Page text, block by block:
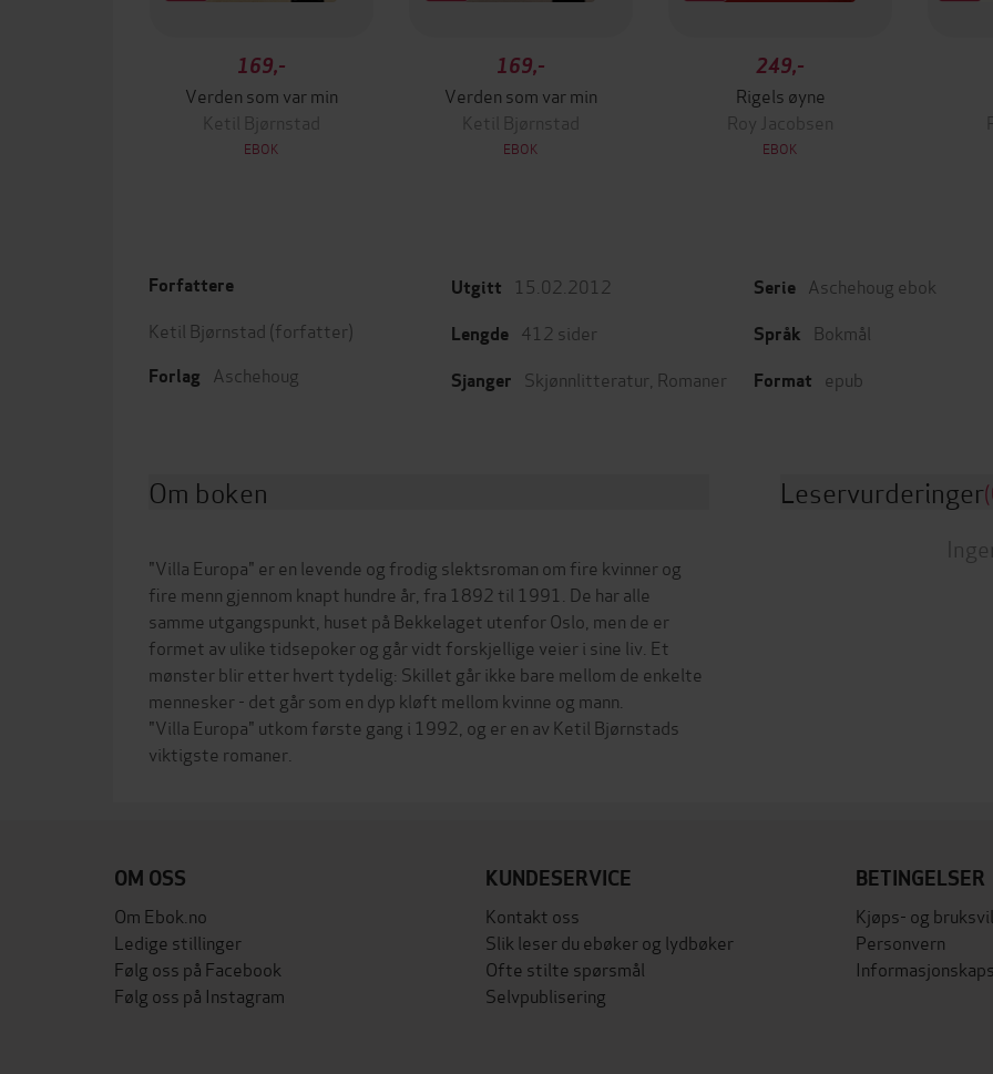
169,-
Verden som var min
Ketil Bjørnstad
EBOK
169,-
Verden som var min
Ketil Bjørnstad
EBOK
249,-
Rigels øyne
Roy Jacobsen
EBOK
Forfattere
Ketil Bjørnstad (forfatter)
Forlag Aschehoug
Utgitt 15.02.2012
Lengde 412 sider
Sjanger Skjønnlitteratur Romaner
Serie Aschehoug ebok
Språk Bokmål
Format epub
Om boken
"Villa Europa" er en levende og frodig slektsroman om fire kvinner og
fire menn gjennom knapt hundre år, fra 1892 til 1991. De har alle
samme utgangspunkt, huset på Bekkelaget utenfor Oslo, men de er
formet av ulike tidsepoker og går vidt forskjellige veier i sine liv. Et
mønster blir etter hvert tydelig: Skillet går ikke bare mellom de enkelte
mennesker - det går som en dyp kløft mellom kvinne og mann.
"Villa Europa" utkom første gang i 1992, og er en av Ketil Bjørnstads
Leservurderinger
OM OSS
Om Ebok.no
Ledige stillinger
Følg oss på Facebook
Følg oss på Instagram
KUNDESERVICE
Kontakt oss
Slik leser du ebøker og lydbøker
Ofte stilte spørsmål
Selvpublisering
BETINGELSER
Kjøps- og
Personvern